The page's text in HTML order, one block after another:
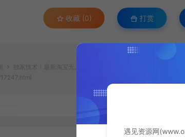
收藏 (0) 打赏
独家技术！最新淘宝无人直播：无违规不封号，矩阵操作日入
遇见资源网